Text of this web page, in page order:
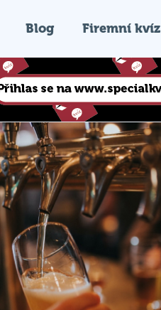
Blog Firemní kvíz